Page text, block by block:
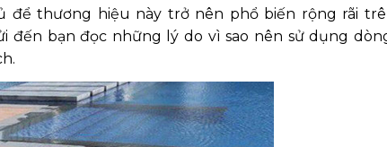
để thương hiệu này trở nên phổ biến rộng rãi
đến bạn đọc những lý do vì sao nên sử dụng